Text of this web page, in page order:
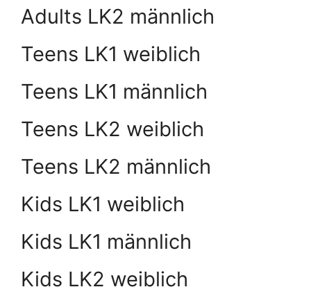
Adults LK2 männlich
Teens LK1 weiblich
Teens LK1 männlich
Teens LK2 weiblich
Teens LK2 männlich
Kids LK1 weiblich
Kids LK1 männlich
Kids LK2 weiblich